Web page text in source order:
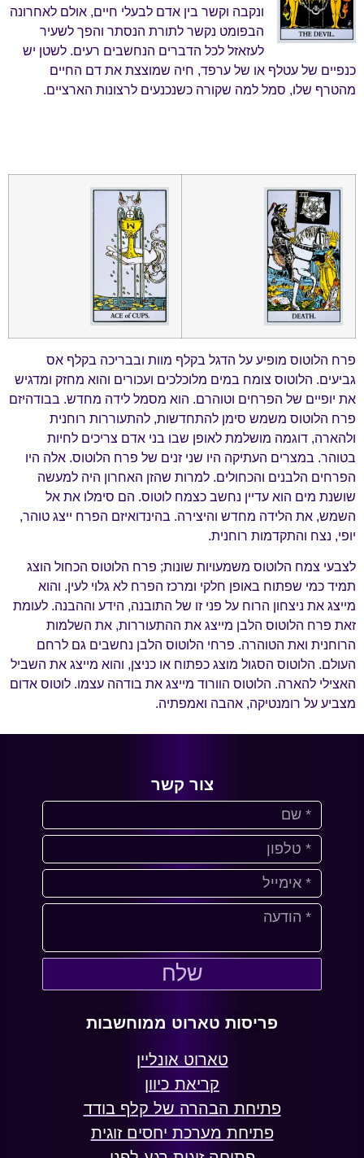
ונקבה וקשר בין אדם לבעלי חיים, אולם לאחרונה
הבפומט נקשר לתורת הנסתר והפך לשעיר
לעזאזל לכל הדברים הנחשבים רעים. לשטן יש
כנפיים של עטלף או של ערפד, חיה שמוצצת את דם החיים
מהטרף שלו, סמל למה שקורה כשנכנעים לרצונות הארציים.
פרח הלוטוס מופיע על הדגל בקלף מוות ובבריכה בקלף אס
גביעים. הלוטוס צומח במים מלוכלכים ועכורים והוא מחזק ומדגיש
את יופיים של הפרחים וטוהרם. הוא מסמל לידה מחדש. בבודהיזם
פרח הלוטוס משמש סימן להתחדשות, להתעוררות רוחנית
ולהארה, דוגמה מושלמת לאופן שבו בני אדם צריכים לחיות
בטוהר. במצרים העתיקה היו שני זנים של פרח הלוטוס. אלה היו
הפרחים הלבנים והכחולים. למרות שהזן האחרון היה למעשה
שושנת מים הוא עדיין נחשב כצמח לוטוס. הם סימלו את אל
השמש, את הלידה מחדש והיצירה. בהינדואיזם הפרח ייצג טוהר,
יופי, נצח והתקדמות רוחנית.
לצבעי צמח הלוטוס משמעויות שונות; פרח הלוטוס הכחול הוצג
תמיד כמי שפתוח באופן חלקי ומרכז הפרח לא גלוי לעין. והוא
מייצג את ניצחון הרוח על פני זו של התובנה, הידע וההבנה. לעומת
זאת פרח הלוטוס הלבן מייצג את ההתעוררות, את השלמות
הרוחנית ואת הטוהרה. פרחי הלוטוס הלבן נחשבים גם לרחם
העולם. הלוטוס הסגול מוצג כפתוח או כניצן, והוא מייצג את השביל
האצילי להארה. הלוטוס הוורוד מייצג את בודהה עצמו. לוטוס אדום
מצביע על רומנטיקה, אהבה ואמפתיה.
צור קשר
שלח
פריסות טארוט ממוחשבות
טארוט אונליין
קריאת כיוון
פתיחת הבהרה של קלף בודד
פתיחת מערכת יחסים זוגית